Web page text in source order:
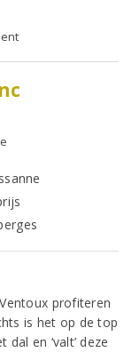
profiteren
is het op de top
en ‘valt’ deze